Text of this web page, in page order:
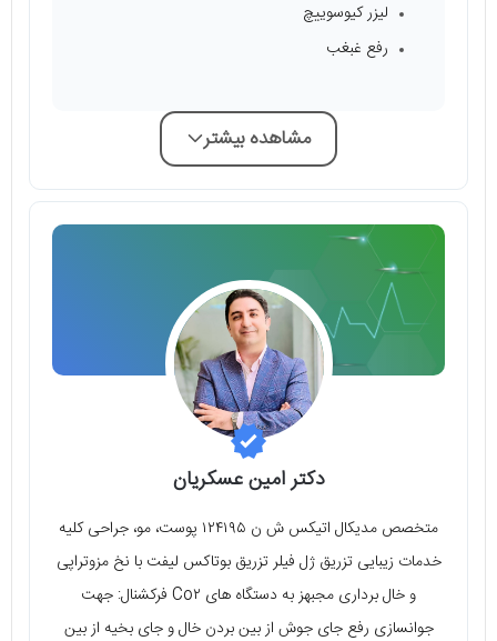
لیزر کیوسوییچ
رفع غبغب
مشاهده بیشتر
دکتر امین عسکریان
متخصص مدیکال اتیکس ش ن ۱۲۴۱۹۵ پوست، مو، جراحی کلیه
خدمات زیبایی تزریق ژل فیلر تزریق بوتاکس لیفت با نخ مزوتراپی
و خال برداری مجبهز به دستگاه های Co٢ فرکشنال: جهت
جوانسازی رفع جای جوش از بین بردن خال و جای بخیه از بین